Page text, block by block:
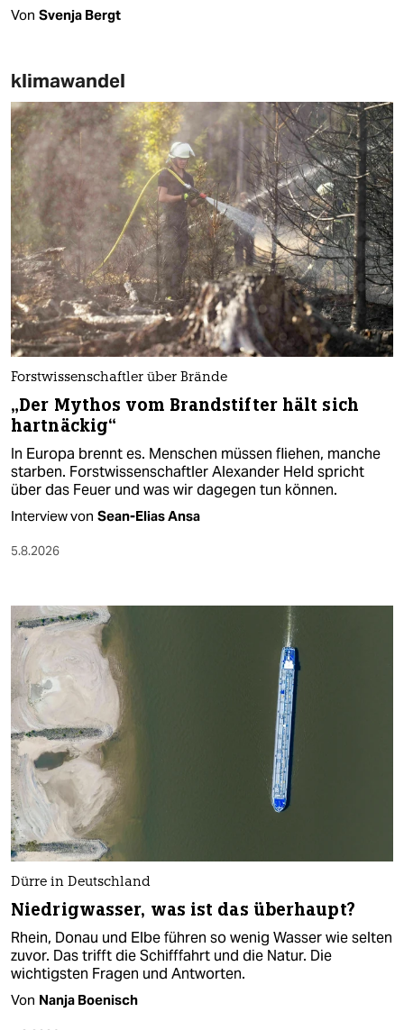
Von Svenja Bergt
klimawandel
Forstwissenschaftler über Brände
„Der Mythos vom Brandstifter hält sich
hartnäckig“
In Europa brennt es. Menschen müssen fliehen, manche
starben. Forstwissenschaftler Alexander Held spricht
über das Feuer und was wir dagegen tun können.
Interview von Sean-Elias Ansa
5.8.2026
Dürre in Deutschland
Niedrigwasser, was ist das überhaupt?
Rhein, Donau und Elbe führen so wenig Wasser wie selten
zuvor. Das trifft die Schifffahrt und die Natur. Die
wichtigsten Fragen und Antworten.
Von Nanja Boenisch